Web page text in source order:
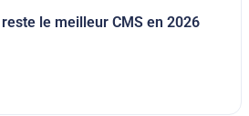
le meilleur CMS en 2026